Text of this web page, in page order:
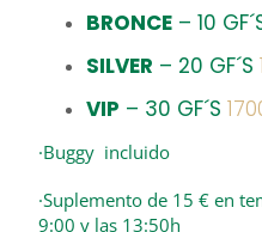
BRONCE – 10
SILVER – 20 GF´S
VIP – 30 GF´S
·Buggy incluido
·Suplemento de 15 € en
9:00 y las 13:50h